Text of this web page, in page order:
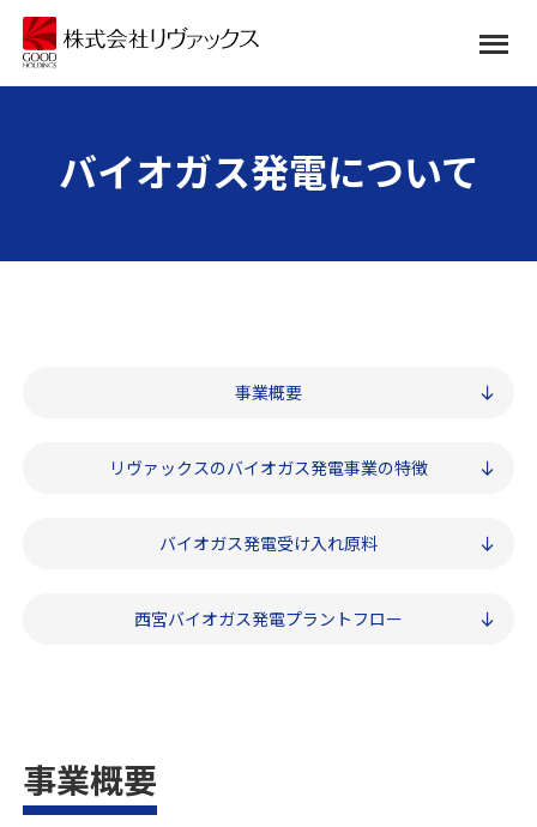
バイオガス発電について
事業概要
リヴァックスのバイオガス発電事業の特徴
バイオガス発電受け入れ原料
西宮バイオガス発電プラントフロー
事業概要